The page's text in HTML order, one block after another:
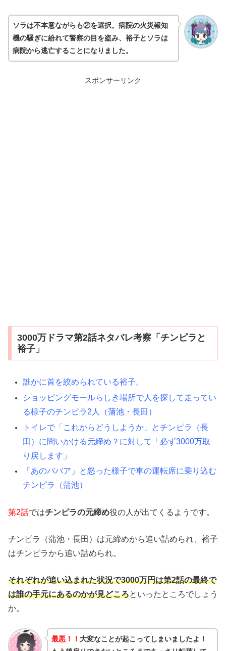
ソラは不本意ながらも②を選択。病院の火災報知
機の騒ぎに紛れて警察の目を盗み、裕子とソラは
病院から逃亡することになりました。
スポンサーリンク
3000万ドラマ第2話ネタバレ考察「チンピラと
裕子」
誰かに首を絞められている裕子。
ショッピングモールらしき場所で人を探して走ってい
る様子のチンピラ2人（蒲池・長田）
トイレで「これからどうしようか」とチンピラ（長
田）に問いかける元締め？に対して「必ず3000万取
り戻します」
「あのババア」と怒った様子で車の運転席に乗り込む
チンピラ（蒲池）
第2話ではチンピラの元締め役の人が出てくるようです。
チンピラ（蒲池・長田）は元締めから追い詰められ、裕子
はチンピラから追い詰められ。
それぞれが追い込まれた状況で3000万円は第2話の最終で
は誰の手元にあるのかが見どころといったところでしょう
か。
最悪！！ 大変なことが起こってしまいましたよ！